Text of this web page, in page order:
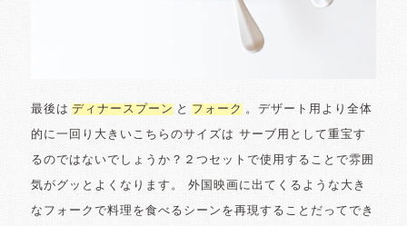
最後は ディナースプーン と フォーク 。デザート用より全体
的に一回り大きいこちらのサイズは サーブ用として重宝す
るのではないでしょうか？２つセットで使用することで雰囲
気がグッとよくなります。 外国映画に出てくるような大き
なフォークで料理を食べるシーンを再現することだってでき